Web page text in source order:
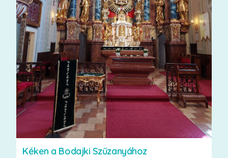
Kéken a Bodajki Szűzanyához